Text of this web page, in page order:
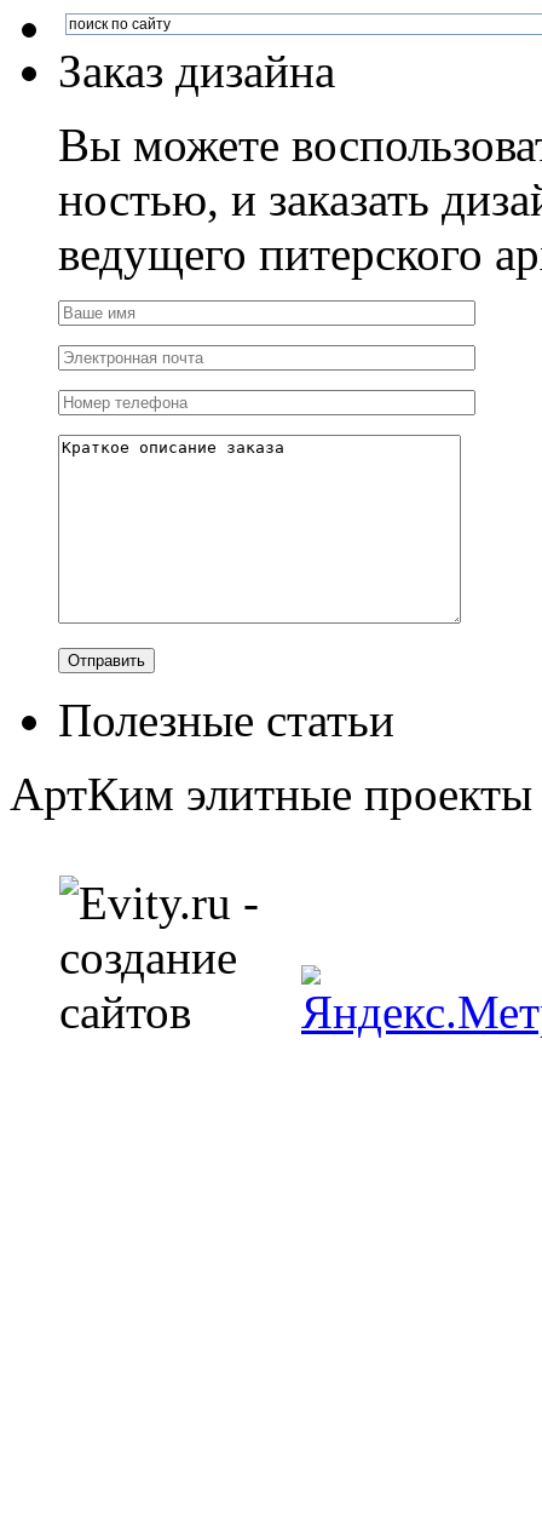
Заказ дизайна
Вы можете
ностью, и заказать
ведущего питерского
Полезные статьи
АртКим элитные